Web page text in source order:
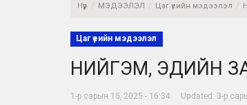
Нүүр МЭДЭЭЛЭЛ Цаг үеийн мэдээлэл
Цаг үеийн мэдээлэл
НИЙГЭМ, ЭДИЙН
1-р сарын 15, 2025 - 16:34 Updated: 3-р